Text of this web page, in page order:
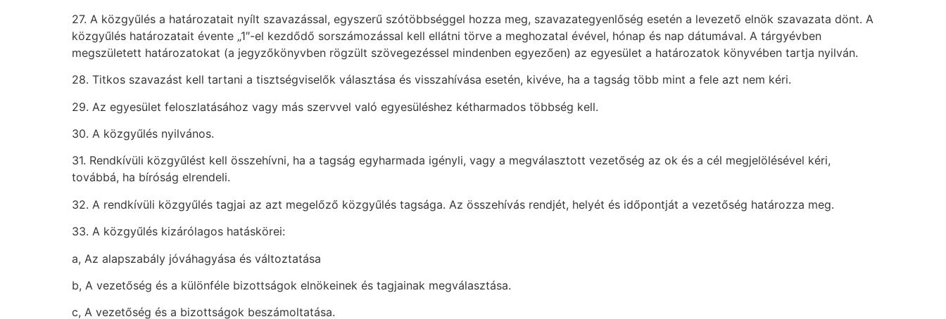
27. A közgyűlés a határozatait nyílt szavazással, egyszerű szótöbbséggel hozza meg, szavazategyenlőség esetén a levezető elnök szavazata dönt. A
közgyűlés határozatait évente „1″-el kezdődő sorszámozással kell ellátni törve a meghozatal évével, hónap és nap dátumával. A tárgyévben
megszületett határozatokat (a jegyzőkönyvben rögzült szövegezéssel mindenben egyezően) az egyesület a határozatok könyvében tartja nyilván.
28. Titkos szavazást kell tartani a tisztségviselők választása és visszahívása esetén, kivéve, ha a tagság több mint a fele azt nem kéri.
29. Az egyesület feloszlatásához vagy más szervvel való egyesüléshez kétharmados többség kell.
30. A közgyűlés nyilvános.
31. Rendkívüli közgyűlést kell összehívni, ha a tagság egyharmada igényli, vagy a megválasztott vezetőség az ok és a cél megjelölésével kéri,
továbbá, ha bíróság elrendeli.
32. A rendkívüli közgyűlés tagjai az azt megelőző közgyűlés tagsága. Az összehívás rendjét, helyét és időpontját a vezetőség határozza meg.
33. A közgyűlés kizárólagos hatáskörei:
a, Az alapszabály jóváhagyása és változtatása
b, A vezetőség és a különféle bizottságok elnökeinek és tagjainak megválasztása.
c, A vezetőség és a bizottságok beszámoltatása.